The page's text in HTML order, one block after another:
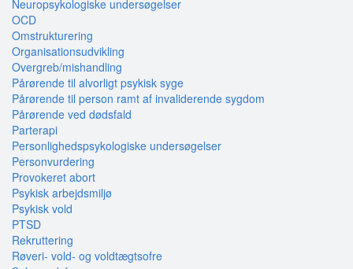
Neuropsykologiske undersøgelser
OCD
Omstrukturering
Organisationsudvikling
Overgreb/mishandling
Pårørende til alvorligt psykisk syge
Pårørende til person ramt af invaliderende sygdom
Pårørende ved dødsfald
Parterapi
Personlighedspsykologiske undersøgelser
Personvurdering
Provokeret abort
Psykisk arbejdsmiljø
Psykisk vold
PTSD
Rekruttering
Røveri- vold- og voldtægtsofre